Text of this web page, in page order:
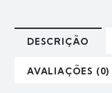
DESCRIÇÃO
AVALIAÇÕES (0)